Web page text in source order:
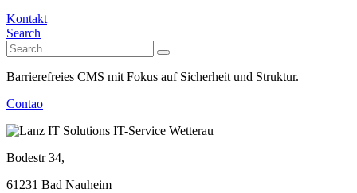
Kontakt
Search
Barrierefreies CMS mit Fokus auf Sicherheit und Struktur.
Contao
Bodestr 34,
61231 Bad Nauheim